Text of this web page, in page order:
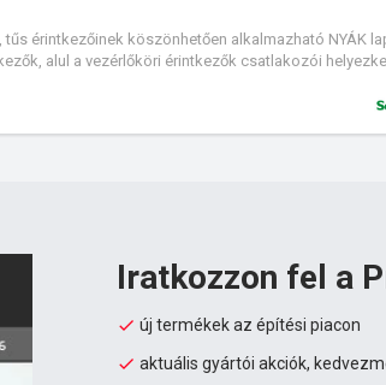
érintkezőinek köszönhetően alkalmazható NYÁK
alul a vezérlőköri érintkezők csatlakozói
Iratkozzon fel a
új termékek az építési piacon
aktuális gyártói akciók,